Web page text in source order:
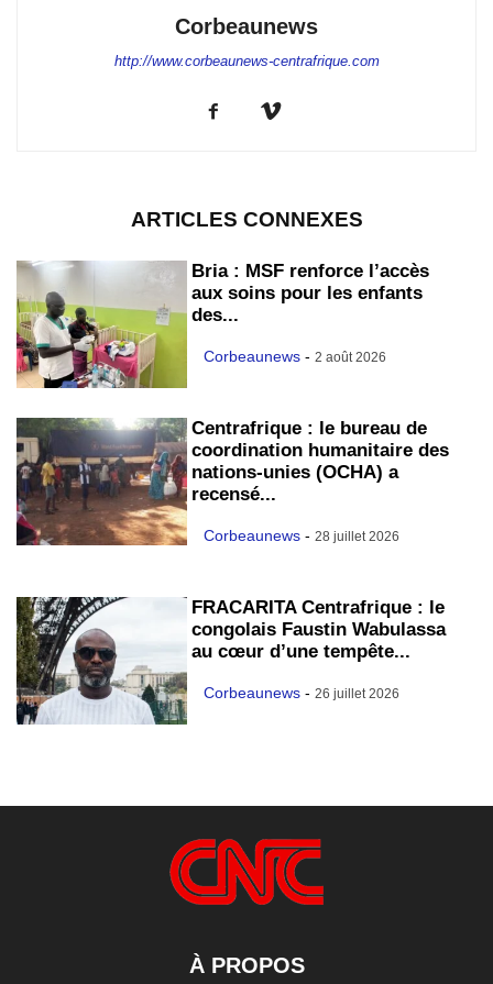
Corbeaunews
http://www.corbeaunews-centrafrique.com
ARTICLES CONNEXES
Bria : MSF renforce l’accès
aux soins pour les enfants
des...
Corbeaunews - 2 août 2026
Centrafrique : le bureau de
coordination humanitaire des
nations-unies (OCHA) a
recensé...
Corbeaunews - 28 juillet 2026
FRACARITA Centrafrique : le
congolais Faustin Wabulassa
au cœur d’une tempête...
Corbeaunews - 26 juillet 2026
À PROPOS